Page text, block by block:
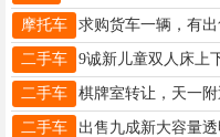
摩托车 求购货车一辆，有出
二手车
二手车
二手车